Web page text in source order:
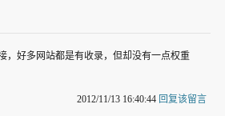
，好多网站都是有收录，但却没有一点权重
2012/11/13 16:40:44 回复该留言